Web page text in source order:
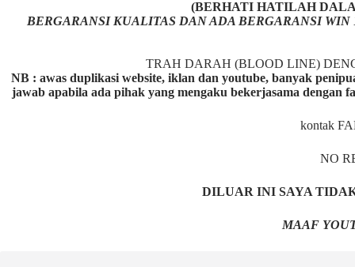
(BERHATI HATILAH
BERGARANSI KUALITAS DAN ADA BERGARANSI WIN
TRAH DARAH (BLOOD LINE)
NB : awas duplikasi website, iklan dan youtube, banyak
jawab apabila ada pihak yang mengaku bekerjasama dengan
kontak
NO
DILUAR INI SAYA
MAAF